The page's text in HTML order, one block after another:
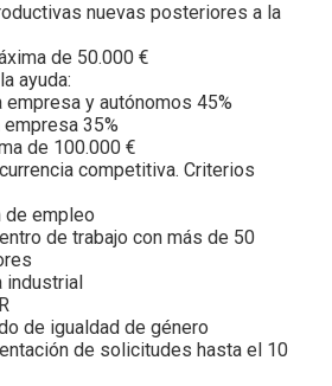
nuevas posteriores a la
de 50.000 €
ayuda:
empresa y autónomos 45%
empresa 35%
de 100.000 €
competitiva. Criterios
de empleo
de trabajo con más de 50
industrial
de igualdad de género
de solicitudes hasta el 10